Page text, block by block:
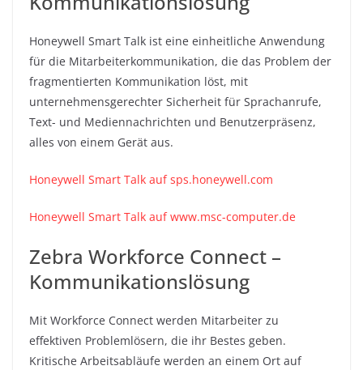
Honeywell Smart Talk ist eine einheitliche Anwendung
für die Mitarbeiterkommunikation, die das Problem der
fragmentierten Kommunikation löst, mit
unternehmensgerechter Sicherheit für Sprachanrufe,
Text- und Mediennachrichten und Benutzerpräsenz,
alles von einem Gerät aus.
Honeywell Smart Talk auf sps.honeywell.com
Honeywell Smart Talk auf www.msc-computer.de
Zebra Workforce Connect –
Kommunikationslösung
Mit Workforce Connect werden Mitarbeiter zu
effektiven Problemlösern, die ihr Bestes geben.
Kritische Arbeitsabläufe werden an einem Ort auf